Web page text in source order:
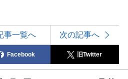
事一覧へ 次の記事へ
Facebook 旧Twitter